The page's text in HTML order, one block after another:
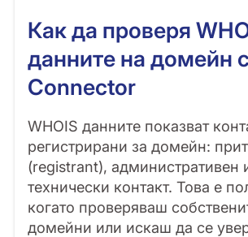
Как да проверя
данните на домейн
Connector
WHOIS данните показват
регистрирани за домейн:
(registrant), административен
технически контакт. Това е
когато проверяваш
домейни или искаш да се